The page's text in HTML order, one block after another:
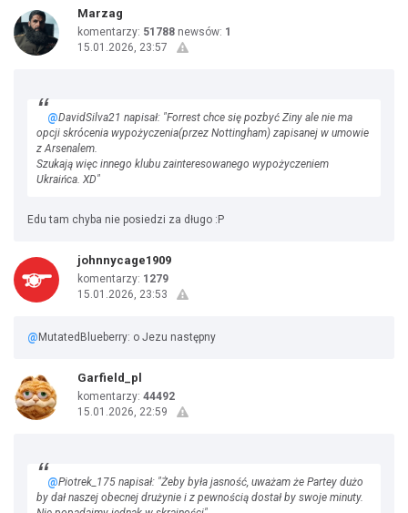
Marzag
komentarzy: 51788 newsów: 1
15.01.2026, 23:57
@DavidSilva21 napisał: "Forrest chce się pozbyć Ziny ale nie ma
opcji skrócenia wypożyczenia(przez Nottingham) zapisanej w umowie
z Arsenalem.
Szukają więc innego klubu zainteresowanego wypożyczeniem
Ukraińca. XD"
Edu tam chyba nie posiedzi za długo :P
johnnycage1909
komentarzy: 1279
15.01.2026, 23:53
@ MutatedBlueberry: o Jezu następny
Garfield_pl
komentarzy: 44492
15.01.2026, 22:59
@Piotrek_175 napisał: "Żeby była jasność, uważam że Partey dużo
by dał naszej obecnej drużynie i z pewnością dostał by swoje minuty.